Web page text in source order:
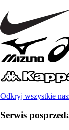
Odkryj wszystkie
Serwis